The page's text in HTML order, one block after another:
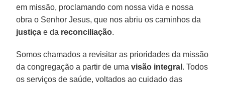
em missão, proclamando com nossa vida e nossa
obra o Senhor Jesus, que nos abriu os caminhos da
justiça e da reconciliação.
Somos chamados a revisitar as prioridades da missão
da congregação a partir de umavisão integral . Todos
os serviços de saúde, voltados ao cuidado das